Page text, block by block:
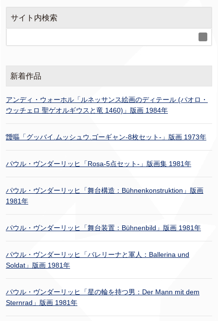
サイト内検索
新着作品
アンディ・ウォーホル「ルネッサンス絵画のディテール (パオロ・
ウッチェロ 聖ゲオルギウスと竜 1460)」版画 1984年
靉嘔「グッバイ.ムッシュウ.ゴーギャン-8枚セット-」版画 1973年
パウル・ヴンダーリッヒ「Rosa-5点セット-」版画集 1981年
パウル・ヴンダーリッヒ「舞台構造：Bühnenkonstruktion」版画
1981年
パウル・ヴンダーリッヒ「舞台装置：Bühnenbild」版画 1981年
パウル・ヴンダーリッヒ「バレリーナと軍人：Ballerina und
Soldat」版画 1981年
パウル・ヴンダーリッヒ「星の輪を持つ男：Der Mann mit dem
Sternrad」版画 1981年